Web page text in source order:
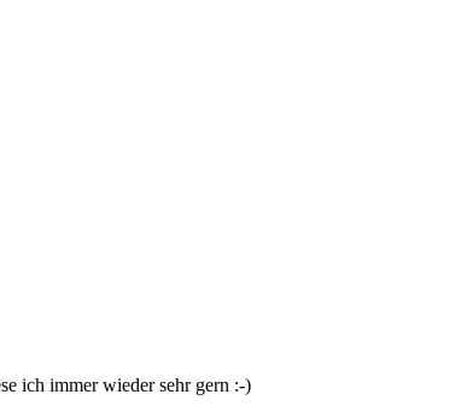
ich immer wieder sehr gern :-)